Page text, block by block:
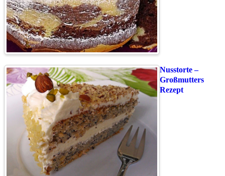
Nusstorte –
Großmutters
Rezept